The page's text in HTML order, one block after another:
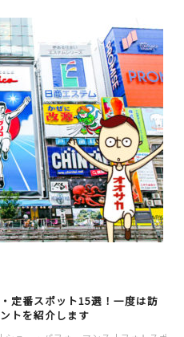
定番スポット15選！一度は訪
トを紹介します